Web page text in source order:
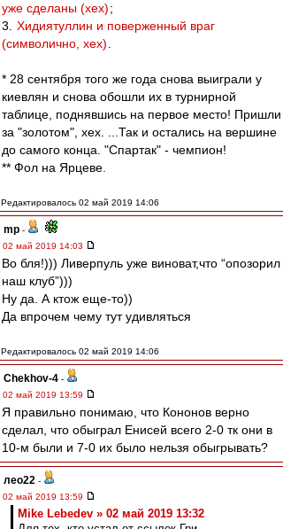
уже сделаны (хех);
3. Хидиятуллин и поверженный враг
(символично, хех)
* 28 сентября того же года снова выиграли у
киевлян и снова обошли их в турнирной
таблице, поднявшись на первое место! Пришли
за "золотом", хех. ...Так и остались на вершине
до самого конца. "Спартак" - чемпион!
** Фол на Ярцеве.
Редактировалось 02 май 2019 14:06
mp -
02 май 2019 14:03
Во бля!))) Ливерпуль уже виноват,что “опозорил
наш клуб”)))
Ну да. А ктож еще-то))
Да впрочем чему тут удивляться
Редактировалось 02 май 2019 14:06
Chekhov-4 -
02 май 2019 13:59
Я правильно понимаю, что Кононов верно
сделал, что обыграл Енисей всего 2-0 тк они в
10-м были и 7-0 их было нельзя обыгрывать?
лео22 -
02 май 2019 13:59
Mike Lebedev » 02 май 2019 13:32